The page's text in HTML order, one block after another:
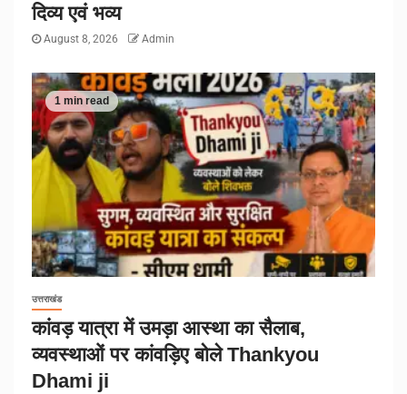
दिव्य एवं भव्य
August 8, 2026 Admin
1 min read
उत्तराखंड
कांवड़ यात्रा में उमड़ा आस्था का सैलाब,
व्यवस्थाओं पर कांवड़िए बोले Thankyou
Dhami ji